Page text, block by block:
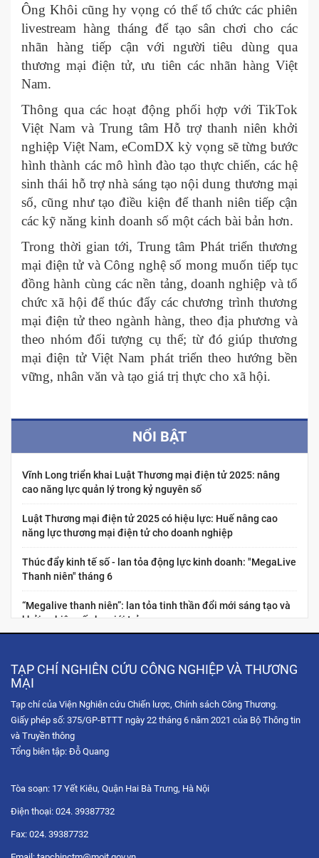
Ông Khôi cũng hy vọng có thể tổ chức các phiên
livestream hàng tháng để tạo sân chơi cho các
nhãn hàng tiếp cận với người tiêu dùng qua
thương mại điện tử, ưu tiên các nhãn hàng Việt
Nam.
Thông qua các hoạt động phối hợp với TikTok
Việt Nam và Trung tâm Hỗ trợ thanh niên khởi
nghiệp Việt Nam, eComDX kỳ vọng sẽ từng bước
hình thành các mô hình đào tạo thực chiến, các hệ
sinh thái hỗ trợ nhà sáng tạo nội dung thương mại
số, cũng như tạo điều kiện để thanh niên tiếp cận
các kỹ năng kinh doanh số một cách bài bản hơn.
Trong thời gian tới, Trung tâm Phát triển thương
mại điện tử và Công nghệ số mong muốn tiếp tục
đồng hành cùng các nền tảng, doanh nghiệp và tổ
chức xã hội để thúc đẩy các chương trình thương
mại điện tử theo ngành hàng, theo địa phương và
theo nhóm đối tượng cụ thể; từ đó giúp thương
mại điện tử Việt Nam phát triển theo hướng bền
vững, nhân văn và tạo giá trị thực cho xã hội.
NỔI BẬT
Vĩnh Long triển khai Luật Thương mại điện tử 2025: nâng
cao năng lực quản lý trong kỷ nguyên số
Luật Thương mại điện tử 2025 có hiệu lực: Huế nâng cao
năng lực thương mại điện tử cho doanh nghiệp
Thúc đẩy kinh tế số - lan tỏa động lực kinh doanh: "MegaLive
Thanh niên" tháng 6
“Megalive thanh niên”: lan tỏa tinh thần đổi mới sáng tạo và
khởi nghiệp số cho giới trẻ
“Chuẩn hóa năng lực nghề nghiệp cho nhà sáng tạo nội dung
thương...
Hội chợ Hùng Vương 2026: Trải nghiệm không gian mua sắm
số qua chuỗi Livestream tương tác
Tọa đàm trực tuyến: Chiến lược phát triển thị trường Hoa Kỳ
Diễn đàn Chuyển đổi số ngành Công Thương 2025: Công
nghệ hội tụ
Tọa đàm trực tuyến “Nâng cao năng lực xuất khẩu của doanh
nghiệp Việt Nam thông qua thương mại điện tử với thị...
TẠP CHÍ NGHIÊN CỨU CÔNG NGHIỆP VÀ THƯƠNG
MẠI
Tạp chí của Viện Nghiên cứu Chiến lược, Chính sách Công Thương.
Giấy phép số: 375/GP-BTTT ngày 22 tháng 6 năm 2021 của Bộ Thông tin
và Truyền thông
Tổng biên tập: Đỗ Quang
Tòa soạn: 17 Yết Kiêu, Quận Hai Bà Trưng, Hà Nội
Điện thoại: 024. 39387732
Fax: 024. 39387732